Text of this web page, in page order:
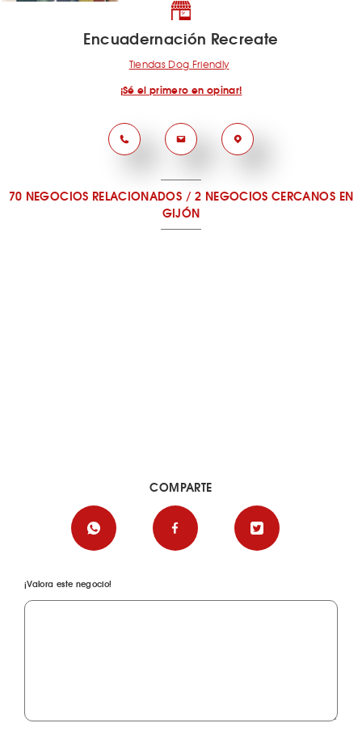
Encuadernación Recreate
Tiendas Dog Friendly
¡Sé el primero en opinar!
70 NEGOCIOS RELACIONADOS /2 NEGOCIOS CERCANOS EN
GIJÓN
¡Valora este negocio!
COMPARTE